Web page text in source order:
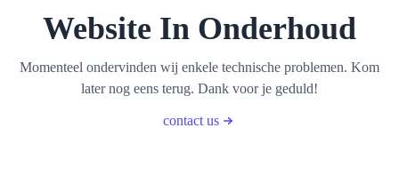
Website In Onderhoud
Momenteel ondervinden wij enkele technische problemen. Kom
later nog eens terug. Dank voor je geduld!
contact us